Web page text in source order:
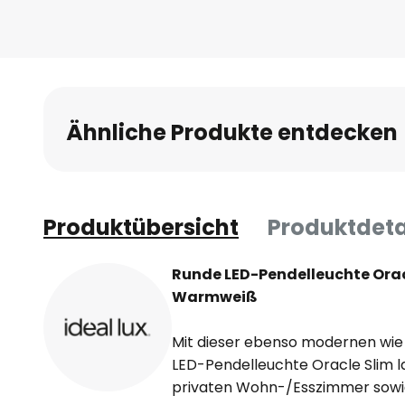
Ähnliche Produkte entdecken
Produktübersicht
Runde LED-Pendelleuchte
Warmweiß
Mit dieser ebenso modernen
LED-Pendelleuchte Oracle Slim
privaten Wohn-/Esszimmer